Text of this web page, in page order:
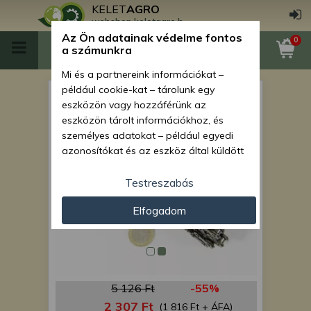
KELETAGRO
webshop.keletagro.hu
0
meghajtólánc SCD (köz)
5 126 Ft -55%
2 307 Ft (1 816 Ft + ÁFA)
Az Ön adatainak védelme fontos
a számunkra
Mi és a partnereink információkat –
például cookie-kat – tárolunk egy
eszközön vagy hozzáférünk az
eszközön tárolt információkhoz, és
személyes adatokat – például egyedi
azonosítókat és az eszköz által küldött
személyre szabott hirdetések és
tartalom nyújtásához, hirdetés- és
tartalomméréshez, nézettségi adatok
gyűjtéséhez, valamint termékek
kifejlesztéséhez és a termékek
javításához. Az Ön engedélyével mi és a
módszerrel szerzett pontos geolokációs
adatokat és azonosítási információkat
Testreszabás
Elfogadom